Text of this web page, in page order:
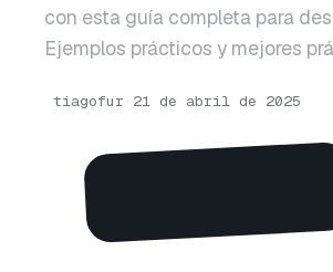
con esta guía completa para
Ejemplos prácticos y mejores
tiagofur · 21 de abril de 2025